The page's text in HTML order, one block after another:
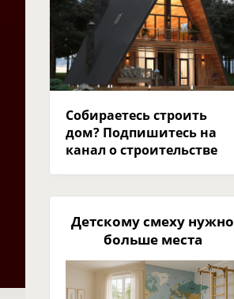
Собираетесь строить
дом? Подпишитесь на
канал о строительстве
Детскому смеху нужно
больше места